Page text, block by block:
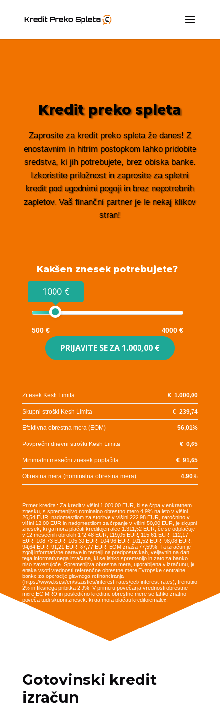
Kredit preko spleta
Zaprosite za kredit preko spleta že danes! Z
enostavnim in hitrim postopkom lahko pridobite
sredstva, ki jih potrebujete, brez obiska banke.
Izkoristite priložnost in zaprosite za spletni
kredit pod ugodnimi pogoji in brez nepotrebnih
zapletov. Vaš finančni partner je le nekaj klikov
stran!
Kakšen znesek potrebujete?
1000 €
500 € 4000 €
PRIJAVITE SE ZA 1.000,00 €
Znesek Kesh Limita €1.000,00
Skupni stroški Kesh Limita €239,74
Efektivna obrestna mera (EOM) 56,01%
Povprečni dnevni stroški Kesh Limita €0,65
Minimalni mesečni znesek poplačila €91,65
Obrestna mera (nominalna obrestna mera) 4.90%
Primer kredita : Za kredit v višini 1.000,00 EUR, ki se črpa v enkratnem
znesku, s spremenljivo nominalno obrestno mero 4,9% na leto v višini
26,54 EUR, nadomestilom za storitve v višini 222,98 EUR, naročnino v
višini 12,00 EUR in nadomestilom za črpanje v višini 50,00 EUR, je skupni
znesek, ki ga mora plačati kreditojemalec 1.311,52 EUR, če se odplačuje
v 12 mesečnih obrokih 172,48 EUR, 119,05 EUR, 115,61 EUR, 112,17
EUR, 108,73 EUR, 105,30 EUR, 104,96 EUR, 101,52 EUR, 98,08 EUR,
94,64 EUR, 91,21 EUR, 87,77 EUR. EOM znaša 77,59%. Ta izračun je
zgolj informativne narave in temelji na predpostavkah, veljavnih na dan
tega informativnega izračuna, ki se lahko spremenijo in zato za banko
niso zavezujoče. Spremenljiva obrestna mera, uporabljena v izračunu, je
enaka vsoti vrednosti referenčne obrestne mere Evropske centralne
banke za operacije glavnega refinanciranja
(https://www.bsi.si/en/statistics/interest-rates/ecb-interest-rates), trenutno
2% in fiksnega pribitka 2,9%. V primeru povečanja vrednosti obrestne
mere EC MRO in posledično kreditne obrestne mere se lahko znatno
poveča tudi skupni znesek, ki ga mora plačati kreditojemalec.
Gotovinski kredit
izračun